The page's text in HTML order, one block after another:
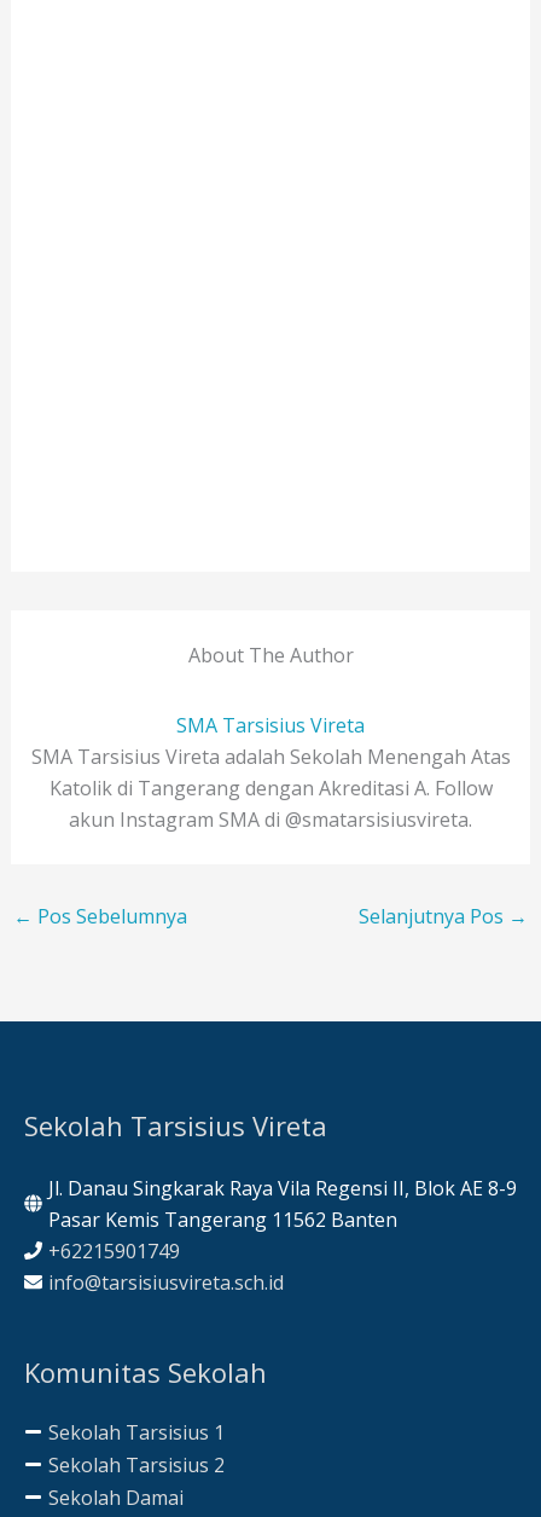
About The Author
SMA Tarsisius Vireta
SMA Tarsisius Vireta adalah Sekolah Menengah Atas
Katolik di Tangerang dengan Akreditasi A. Follow
akun Instagram SMA di @smatarsisiusvireta.
← Pos Sebelumnya Selanjutnya Pos →
Sekolah Tarsisius Vireta
Jl. Danau Singkarak Raya Vila Regensi II, Blok AE 8-9
Pasar Kemis Tangerang 11562 Banten
+62215901749
info@tarsisiusvireta.sch.id
Komunitas Sekolah
Sekolah Tarsisius 1
Sekolah Tarsisius 2
Sekolah Damai